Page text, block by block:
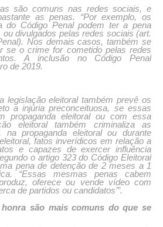
são comuns nas redes sociais, e
as penas. “Por exemplo, os
do Código Penal podem ter a pena
divulgados pelas redes sociais (art.
Nos demais casos, também se
se o crime for cometido pelas redes
A inclusão no Código Penal
de 2019.
legislação eleitoral também prevê os
a injúria preconceituosa, se essas
propaganda eleitoral ou com essa
eleitoral também criminaliza as
na propaganda eleitoral ou durante
fatos inverídicos em relação a
e capazes de exercer influência
o artigo 323 do Código Eleitoral
pena de detenção de 2 meses a 1
“Essas mesmas penas cabem
oferece ou vende vídeo com
de partidos ou candidatos’”.
são mais comuns do que se